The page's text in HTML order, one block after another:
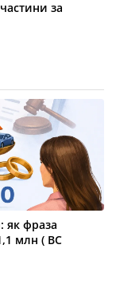
за
як фраза
млн ( ВС